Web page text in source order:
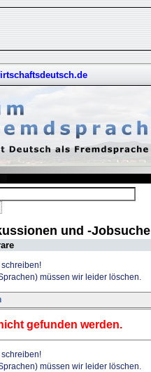
und -Jobsuche
müssen wir leider löschen.
gefunden werden.
müssen wir leider löschen.